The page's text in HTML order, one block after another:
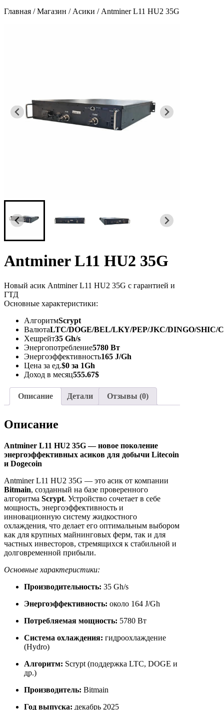
Главная /Магазин / Асики / Antminer L11 HU2 35G
Antminer L11 HU2 35G
Новый асик Antminer L11 HU2 35G с гарантией и
ГТД
Основные характеристики:
АлгоритмScrypt
ВалютаLTC/DOGE/BEL/LKY/PEP/JKC/DINGO/SHIC/
Хешрейт35 Gh/s
Энергопотребление5780 Вт
Энергоэффективность165 J/Gh
Цена за ед.$0 за 1Gh
Доход в месяц555.67$
Описание Детали Отзывы (0)
Описание
Antminer L11 HU2 35G — новое поколение
энергоэффективных асиков для добычи Litecoin
и Dogecoin
Antminer L11 HU2 35G — это асик от компании
Bitmain, созданный на базе проверенного
алгоритма Scrypt. Устройство сочетает в себе
мощность, энергоэффективность и
инновационную систему жидкостного
охлаждения, что делает его оптимальным выбором
как для крупных майнинговых ферм, так и для
частных инвесторов, стремящихся к стабильной и
долговременной прибыли.
Основные характеристики:
Производительность: 35 Gh/s
Энергоэффективность: около 164 J/Gh
Потребляемая мощность: 5780 Вт
Система охлаждения: гидроохлаждение
(Hydro)
Алгоритм: Scrypt (поддержка LTC, DOGE и
др.)
Производитель: Bitmain
Год выпуска: декабрь 2025